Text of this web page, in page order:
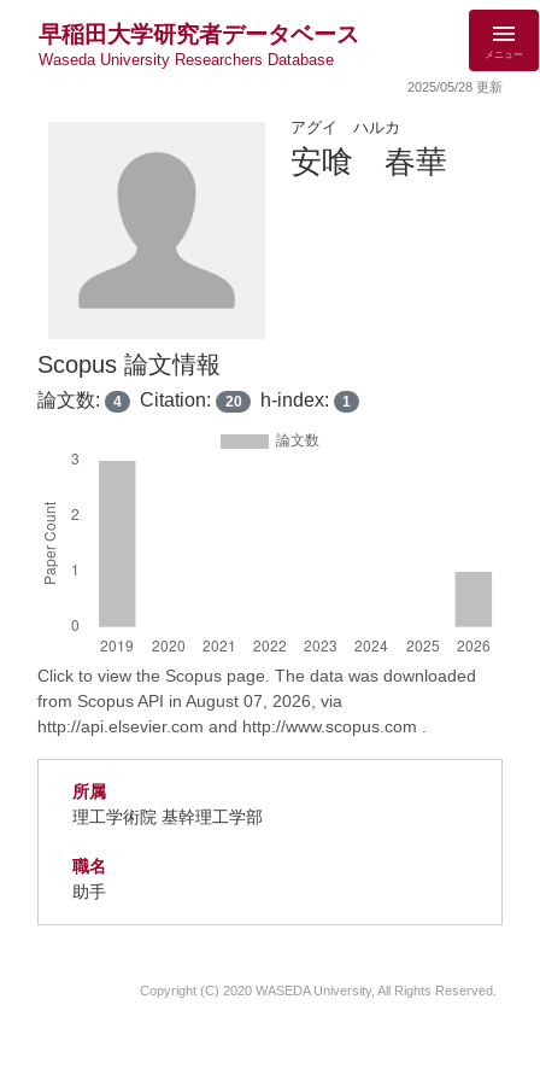
早稲田大学研究者データベース
Waseda University Researchers Database メニュー
2025/05/28 更新
アグイ ハルカ
安喰 春華
Scopus 論文情報
論文数: 4 Citation: 20 h-index: 1
Click to view the Scopus page. The data was downloaded
from Scopus API in August 07, 2026, via
http://api.elsevier.com and http://www.scopus.com .
所属
理工学術院 基幹理工学部
職名
助手
Copyright (C) 2020 WASEDA University, All Rights Reserved.